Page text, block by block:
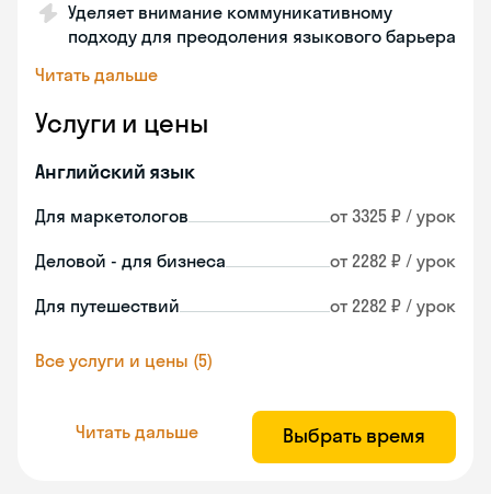
Уделяет внимание коммуникативному
подходу для преодоления языкового барьера
Читать дальше
Услуги и цены
Английский язык
Для маркетологов от 3325 ₽ / урок
Деловой - для бизнеса от 2282 ₽ / урок
Для путешествий от 2282 ₽ / урок
Все услуги и цены (5)
Читать дальше Выбрать время